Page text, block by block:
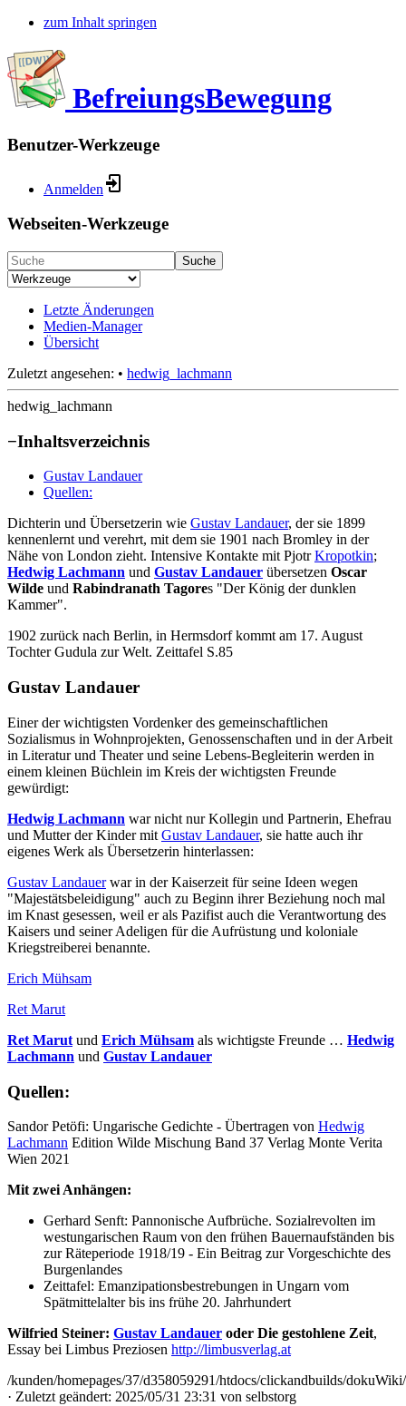
zum Inhalt springen
BefreiungsBewegung
Benutzer-Werkzeuge
Anmelden
Webseiten-Werkzeuge
Suche
Letzte Änderungen
Medien-Manager
Übersicht
Zuletzt angesehen: • hedwig_lachmann
hedwig_lachmann
−Inhaltsverzeichnis
Gustav Landauer
Quellen:
Dichterin und Übersetzerin wie Gustav Landauer, der sie 1899
kennenlernt und verehrt, mit dem sie 1901 nach Bromley in der
Nähe von London zieht. Intensive Kontakte mit PjotrKropotkin;
Hedwig Lachmann und Gustav Landauer übersetzen Oscar
Wilde und Rabindranath Tagores "Der König der dunklen
Kammer".
1902 zurück nach Berlin, in Hermsdorf kommt am 17. August
Tochter Gudula zur Welt. Zeittafel S.85
Gustav Landauer
Einer der wichtigsten Vordenker des gemeinschaftlichen
Sozialismus in Wohnprojekten, Genossenschaften und in der Arbeit
in Literatur und Theater und seine Lebens-Begleiterin werden in
einem kleinen Büchlein im Kreis der wichtigsten Freunde
gewürdigt:
Hedwig Lachmann war nicht nur Kollegin und Partnerin, Ehefrau
und Mutter der Kinder mit Gustav Landauer, sie hatte auch ihr
eigenes Werk als Übersetzerin hinterlassen:
Gustav Landauerwar in der Kaiserzeit für seine Ideen wegen
"Majestätsbeleidigung" auch zu Beginn ihrer Beziehung noch mal
im Knast gesessen, weil er als Pazifist auch die Verantwortung des
Kaisers und seiner Adeligen für die Aufrüstung und koloniale
Kriegstreiberei benannte.
Erich Mühsam
Ret Marut
Ret Marut und Erich Mühsam als wichtigste Freunde … Hedwig
Lachmann und Gustav Landauer
Quellen:
Sandor Petöfi: Ungarische Gedichte - Übertragen von Hedwig
Lachmann Edition Wilde Mischung Band 37 Verlag Monte Verita
Wien 2021
Mit zwei Anhängen:
Gerhard Senft: Pannonische Aufbrüche. Sozialrevolten im
westungarischen Raum von den frühen Bauernaufständen bis
zur Räteperiode 1918/19 - Ein Beitrag zur Vorgeschichte des
Burgenlandes
Zeittafel: Emanzipationsbestrebungen in Ungarn vom
Spätmittelalter bis ins frühe 20. Jahrhundert
Wilfried Steiner: Gustav Landauer oder Die gestohlene Zeit,
Essay bei Limbus Preziosen http://limbusverlag.at
/kunden/homepages/37/d358059291/htdocs/clickandbuilds/
· Zuletzt geändert: 2025/05/31 23:31 von selbstorg